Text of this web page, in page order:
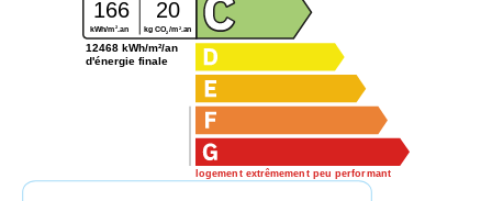
logement extrêmement peu performant
166 20
kWh/m 2 .an kg CO2/m2.an
12468 kWh/m²/an
d'énergie finale